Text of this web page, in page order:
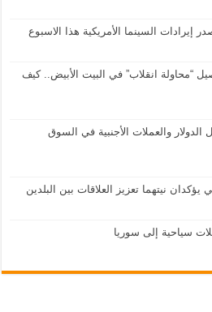
“محاولة انقلاب” في البيت الأبيض.. كيف
الدولار والعملات الأجنبية في السوق
نيتهما تعزيز العلاقات بين البلدين
سياحية إلى سوريا